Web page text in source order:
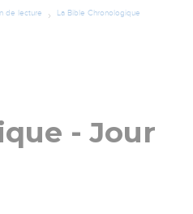
de lecture La Bible Chronologique
- Jour